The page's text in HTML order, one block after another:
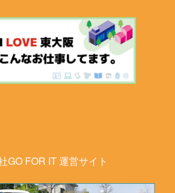
GO FOR IT 運営サイト